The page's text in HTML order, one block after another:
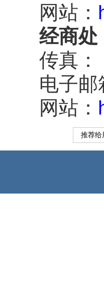
网站：
经商处
传真：
电子
网站：
推荐给